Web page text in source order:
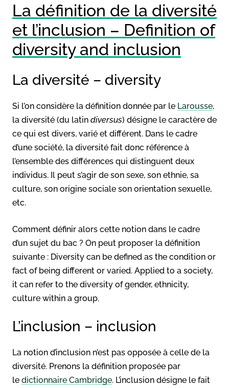
La définition de la diversité
et l’inclusion – Definition of
diversity and inclusion
La diversité – diversity
Si l’on considère la définition donnée par le Larousse,
la diversité (du latin diversus) désigne le caractère de
ce qui est divers, varié et différent. Dans le cadre
d’une société, la diversité fait donc référence à
l’ensemble des différences qui distinguent deux
individus. Il peut s’agir de son sexe, son ethnie, sa
culture, son origine sociale son orientation sexuelle,
etc.
Comment définir alors cette notion dans le cadre
d’un sujet du bac ? On peut proposer la définition
suivante : Diversity can be defined as the condition or
fact of being different or varied. Applied to a society,
it can refer to the diversity of gender, ethnicity,
culture within a group.
L’inclusion – inclusion
La notion d’inclusion n’est pas opposée à celle de la
diversité. Prenons la définition proposée par
le dictionnaire Cambridge. L’inclusion désigne le fait